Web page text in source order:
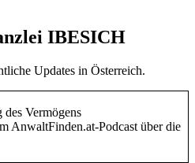
IBESICH
Updates in Österreich.
Vermögens
AnwaltFinden.at-Podcast über die